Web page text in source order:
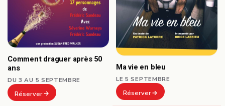
Comment draguer après 50
ans
DU 3 AU 5 SEPTEMBRE
Réserver
Ma vie en bleu
LE 5 SEPTEMBRE
Réserver